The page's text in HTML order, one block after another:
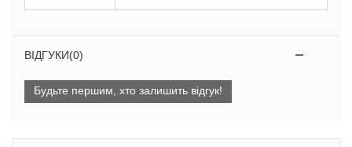
ВІДГУКИ(0)
Будьте першим, хто залишить відгук!